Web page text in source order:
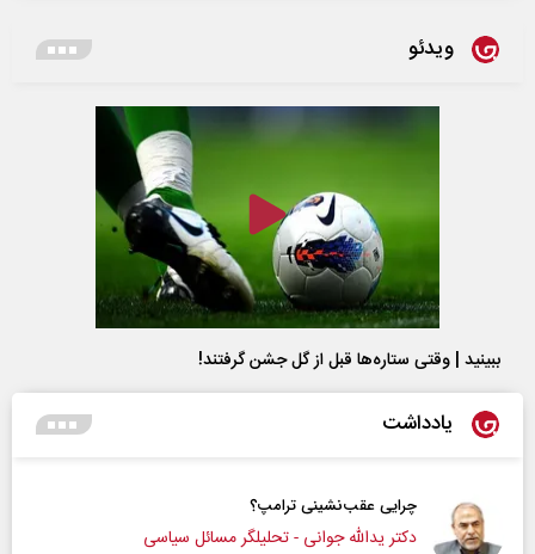
ویدئو
ببینید | وقتی ستاره‌ها قبل از گل جشن گرفتند!
یادداشت
چرایی عقب‌نشینی ترامپ؟
دکتر یدالله جوانی - تحلیلگر مسائل سیاسی